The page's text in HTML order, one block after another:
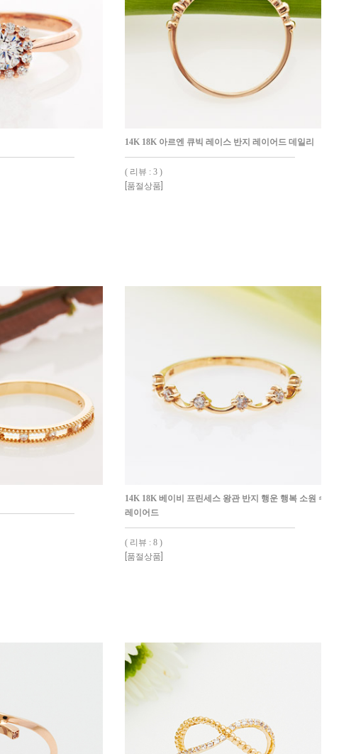
14K 18K 아르엔 큐빅 레이스 반지 레이어드 데일리
( 리뷰 : 3 )
[품절상품]
14K 18K 베이비 프린세스 왕관 반지 행운 행복 소원 수능
레이어드
( 리뷰 : 8 )
[품절상품]